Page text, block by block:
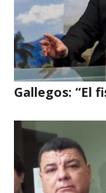
Gallegos: “El